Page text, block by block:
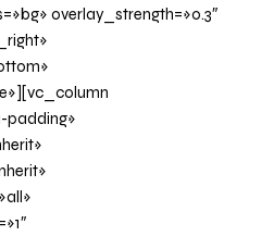
overlay_strength=»0.3″
padding»